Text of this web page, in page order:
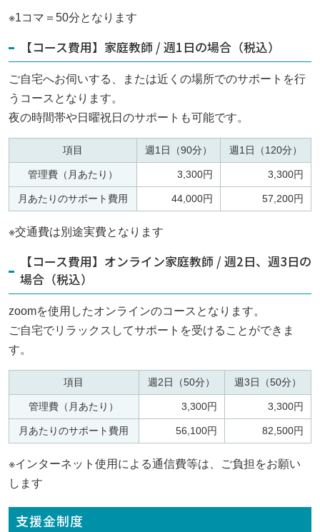
※1コマ＝50分となります
【コース費用】家庭教師 / 週1日の場合（税込）
ご自宅へお伺いする、または近くの場所でのサポートを行
うコースとなります。
夜の時間帯や日曜祝日のサポートも可能です。
項目 週1日（90分） 週1日（120分）
管理費（月あたり） 3,300円 3,300円
月あたりのサポート費用 44,000円 57,200円
※交通費は別途実費となります
【コース費用】オンライン家庭教師 / 週2日、週3日の
場合（税込）
zoomを使用したオンラインのコースとなります。
ご自宅でリラックスしてサポートを受けることができま
す。
項目 週2日（50分） 週3日（50分）
管理費（月あたり） 3,300円 3,300円
月あたりのサポート費用 56,100円 82,500円
※インターネット使用による通信費等は、ご負担をお願い
します
支援金制度